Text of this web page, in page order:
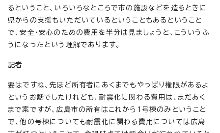
るということ、いろいろなところで市の施設などを造るときに
県からの支援もいただいているということもあるということ
で、安全・安心のための費用を半分は見ましょうと、こういうふ
うになったという理解であります。
記者
要はですね、先ほど所有者にあくまでもやっぱり権限があるよ
というお話でしたけれども、耐震化に関わる費用は、まだあく
まで案ですが、広島市の所有はこれから1号棟のみということ
で、他の号棟についても耐震化に関わる費用については広島